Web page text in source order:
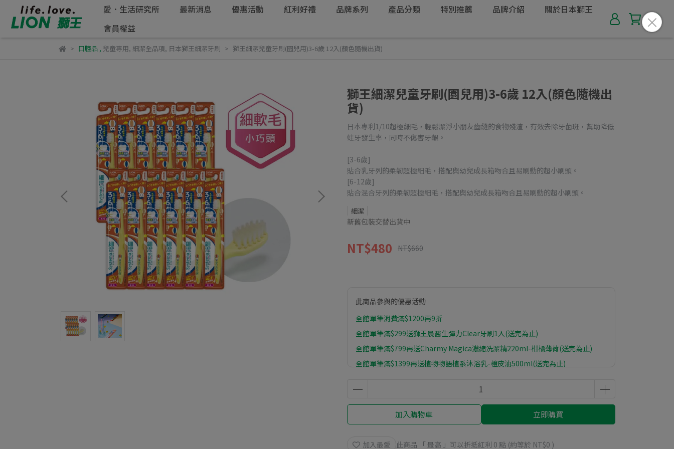
愛．生活研究所 最新消息 優惠活動 紅利好禮 品牌系列 產品分類 特別推薦 品牌介紹
關於日本獅王
會員權益
口腔品, 兒童專用, 細潔全品項, 日本獅王細潔牙刷 獅王細潔兒童牙刷(園兒用)3-6歲 12入(顏色隨機出貨)
獅王細潔兒童牙刷(園兒用)3-6歲 12入(顏色隨機出
貨)
日本專利1/10超極細毛，輕鬆潔淨小朋友齒縫的食物殘渣，有效去除牙菌斑，幫助降低
蛀牙發生率，同時不傷害牙齦。
[3-6歲]
貼合乳牙列的柔韌超極細毛，搭配與幼兒成長箱吻合且易刷動的超小刷頭。
[6-12歲]
貼合混合牙列的柔韌超極細毛，搭配與幼兒成長箱吻合且易刷動的超小刷頭。
細潔
新舊包裝交替出貨中
NT$480 NT$660
此商品參與的優惠活動
全館單筆消費滿$1200再9折
全館單筆滿$299送獅王晨醫生彈力Clear牙刷1入(送完為止)
全館單筆滿$799再送Charmy Magica濃縮洗潔精220ml-柑橘薄荷(送完為止)
全館單筆滿$1399再送植物物語植系沐浴乳-橙皮油500ml(送完為止)
加入購物車 立即購買
加入最愛 此商品 「 最高 」可以折抵紅利 0 點 (約等於 NT$0 )